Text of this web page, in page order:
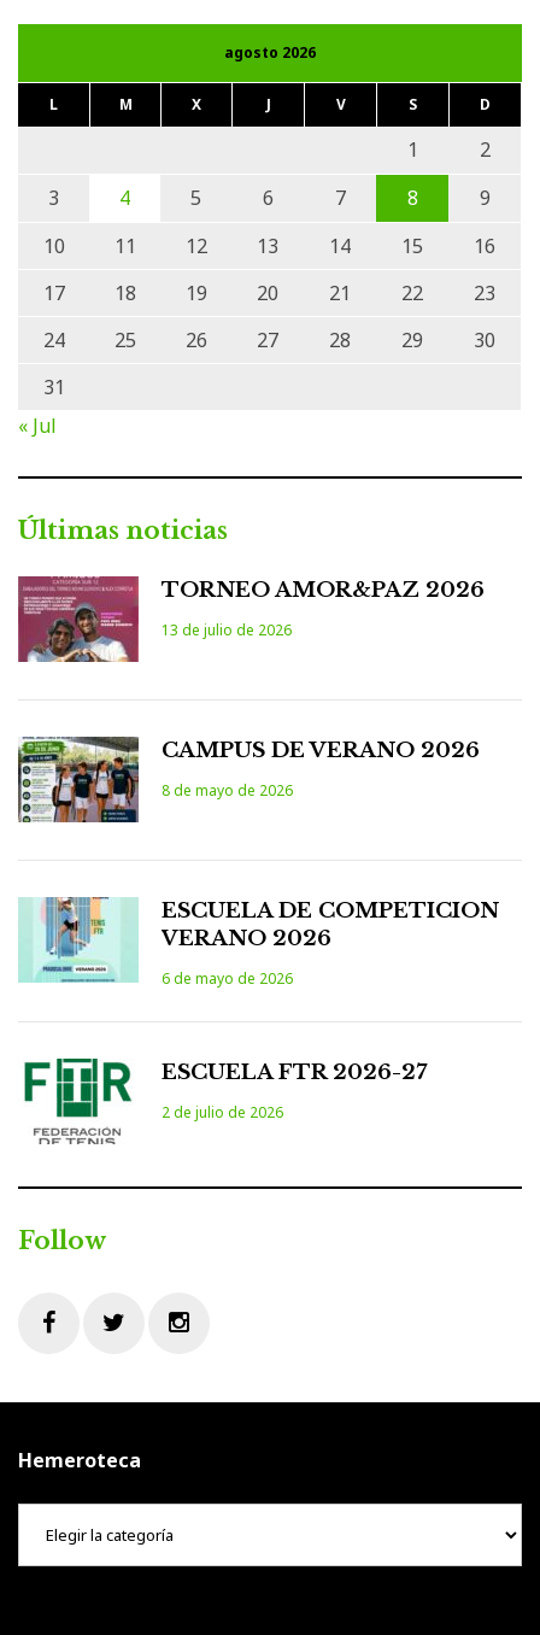
agosto 2026
L M X J V S D
1
2
3
4 5 6 7 8
9
10
11 12 13 14 15
16
17
18 19 20 21 22
23
24
25 26 27 28 29
30
31
« Jul
Últimas noticias
TORNEO AMOR&PAZ 2026
13 de julio de 2026
CAMPUS DE VERANO 2026
8 de mayo de 2026
ESCUELA DE COMPETICION
VERANO 2026
6 de mayo de 2026
ESCUELA FTR 2026-27
2 de julio de 2026
Follow
Hemeroteca
Hemeroteca